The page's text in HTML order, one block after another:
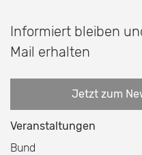
Informiert bleiben
Mail erhalten
Jetzt zum
Veranstaltungen
Bund